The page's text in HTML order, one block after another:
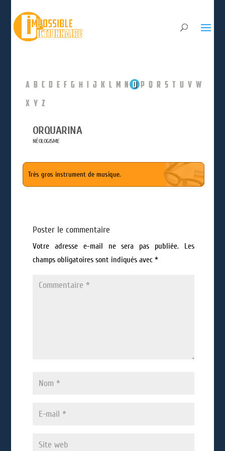
A B C D E F G H I J K L M N O P Q R S T U V W
X Y Z
ORQUARINA
NÉOLOGISME
Très gros instrument de musique.
Poster le commentaire
Votre adresse e-mail ne sera pas publiée.
Les
champs obligatoires sont indiqués avec *